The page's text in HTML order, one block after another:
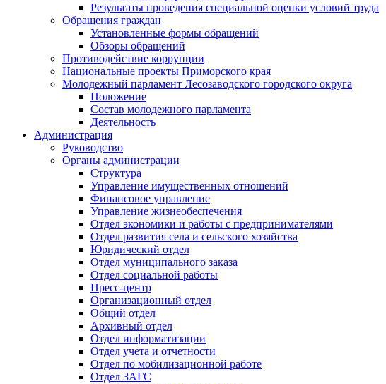
Результаты проведения специальной оценки условий труда
Обращения граждан
Установленные формы обращений
Обзоры обращений
Противодействие коррупции
Национальные проекты Приморского края
Молодежный парламент Лесозаводского городского округа
Положение
Состав молодежного парламента
Деятельность
Администрация
Руководство
Органы администрации
Структура
Управление имущественных отношений
Финансовое управление
Управление жизнеобеспечения
Отдел экономики и работы с предпринимателями
Отдел развития села и сельского хозяйства
Юридический отдел
Отдел муниципального заказа
Отдел социальной работы
Пресс-центр
Организационный отдел
Общий отдел
Архивный отдел
Отдел информатизации
Отдел учета и отчетности
Отдел по мобилизационной работе
Отдел ЗАГС